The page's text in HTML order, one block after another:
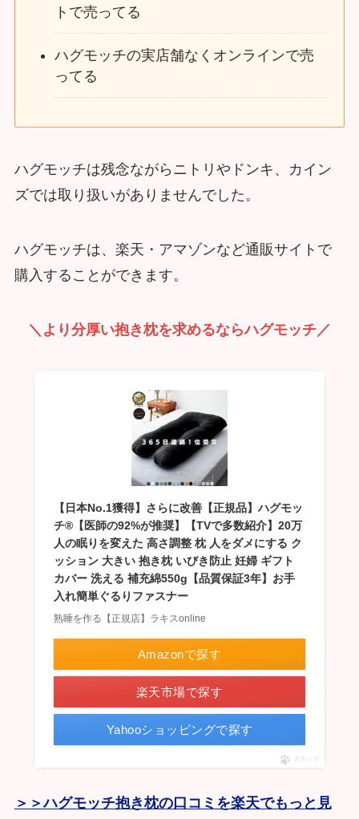
トで売ってる
ハグモッチの実店舗なくオンラインで売
ってる
ハグモッチは残念ながらニトリやドンキ、カイン
ズでは取り扱いがありませんでした。
ハグモッチは、楽天・アマゾンなど通販サイトで
購入することができます。
＼より分厚い抱き枕を求めるならハグモッチ／
【日本No.1獲得】さらに改善【正規品】ハグモッ
チ®【医師の92%が推奨】【TVで多数紹介】20万
人の眠りを変えた 高さ調整 枕 人をダメにする ク
ッション 大きい 抱き枕 いびき防止 妊婦 ギフト
カバー 洗える 補充綿550g【品質保証3年】お手
入れ簡単ぐるりファスナー
熟睡を作る【正規店】ラキスonline
Amazonで探す
楽天市場で探す
Yahooショッピングで探す
ポチップ
＞＞ハグモッチ抱き枕の口コミを楽天でもっと見